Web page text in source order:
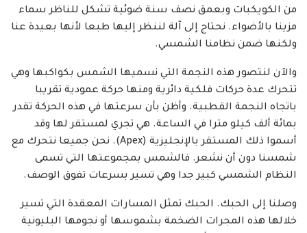
من الكويكبات وبعمق نصف سنة ضوئية تشكل للناظر سماء
مزينا بالأضواء. نحتاج إلى آلة لننظر إليها طبعا لأنها بعيدة عنا
ولكنها ضمن نظامنا الشمسي.
والآن لنتصور هذه النجمة التي نسميها الشمس بكواكبها وهي
تتحرك عدة حركات فلكية دائرية ومنها حركة عمودية تقريبا
باتجاه النجمة القطبية. وأظن بأن سرعتها في هذه الحركة تقدر
بمائة ألف كيلو مترا في الساعة. هي تجري لمستقر لها وقد
أسموا ذلك المستقر بالإنجليزية (Apex). نحن جميعا نتحرك مع
شمسنا دون أن نشعر. فالشمس بمجموعتها التي تسمى
النظام الشمسي كبير جدا وهي تسير بسرعات تفوق الوصف.
وصلنا إلى الحبك. الحبك تمثل المسارات المعقدة التي تسير
خلالها هذه المجرات الضخمة بشموسها أو نجومها البليونية